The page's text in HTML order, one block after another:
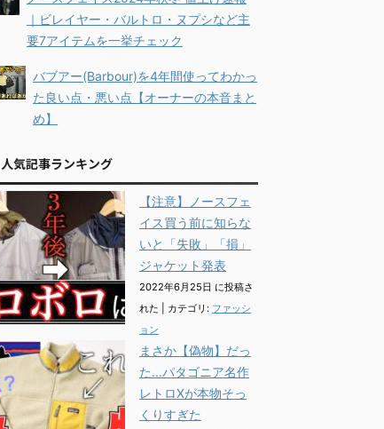
｜ビレイヤー・バルトロ・ヌプシなど主
要7アイテムを一挙チェック
バブアー(Barbour)を4年間使ってわかっ
た良い点・悪い点【オーナーの本音まと
め】
人気記事ランキング
【注意】ノースフェ
イス買う前に知らな
いと「失敗」「損」
ジャケット発表
2022年6月25日 に投稿さ
れた
カテゴリ: ファッシ
ョン
まさか【偽物】だっ
た...パタゴニア名作
レトロXが本物そっ
くりすぎた